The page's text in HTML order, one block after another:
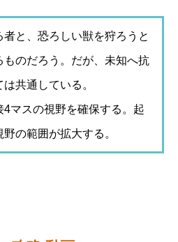
と、恐ろしい獣を狩ろうと
のだろう。だが、未知へ抗
共通している。
4マスの視野を確保する。起
の範囲が拡大する。